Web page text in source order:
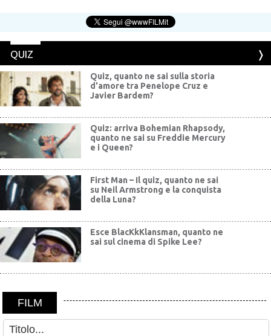
QUIZ
Quiz, quanto ne sai sulla storia
d'amore tra Penelope Cruz e
Javier Bardem?
Quiz: arriva Bohemian Rhapsody,
quanto ne sai su Freddie Mercury
e i Queen?
First Man – Il quiz, quanto ne sai
su Neil Armstrong e la conquista
della Luna?
Esce BlacKkKlansman, quanto ne
sai sul cinema di Spike Lee?